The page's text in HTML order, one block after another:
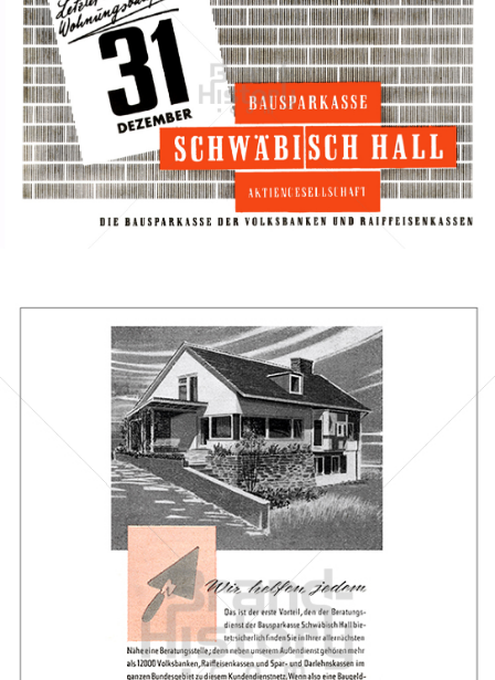
BAUSPARKASSE SCHWÄBISCH HALL
Bausparkasse Schwäbisch Hall AG
1959
Bild-ID: 7382
BAUSPARKASSE SCHWÄBISCH HALL